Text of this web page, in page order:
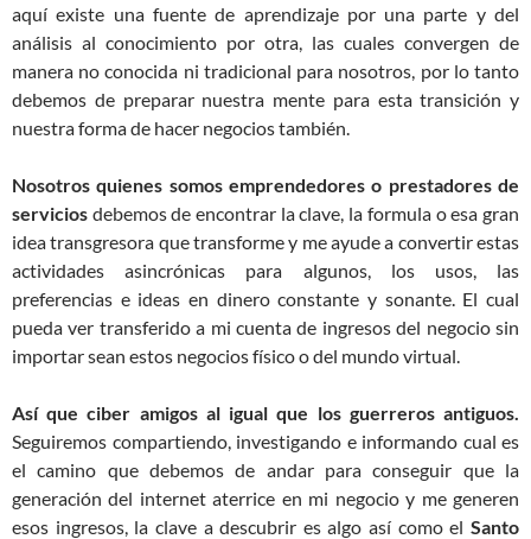
aquí existe una fuente de aprendizaje por una parte y del
análisis al conocimiento por otra, las cuales convergen de
manera no conocida ni tradicional para nosotros, por lo tanto
debemos de preparar nuestra mente para esta transición y
nuestra forma de hacer negocios también.
Nosotros quienes somos emprendedores o prestadores de
servicios debemos de encontrar la clave, la formula o esa gran
idea transgresora que transforme y me ayude a convertir estas
actividades asincrónicas para algunos, los usos, las
preferencias e ideas en dinero constante y sonante. El cual
pueda ver transferido a mi cuenta de ingresos del negocio sin
importar sean estos negocios físico o del mundo virtual.
Así que ciber amigos al igual que los guerreros antiguos.
Seguiremos compartiendo, investigando e informando cual es
el camino que debemos de andar para conseguir que la
generación del internet aterrice en mi negocio y me generen
esos ingresos, la clave a descubrir es algo así como el Santo